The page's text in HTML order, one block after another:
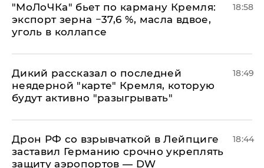
​"МоЛоЧКа" бьет по карману Кремля:
экспорт зерна −37,6 %, масла вдвое,
уголь в коллапсе
18:58
Дикий рассказал о последней
неядерной "карте" Кремля, которую
будут активно "разыгрывать"
18:49
​Дрон РФ со взрывчаткой в Лейпциге
заставил Германию срочно укреплять
защиту аэропортов — DW
18:44